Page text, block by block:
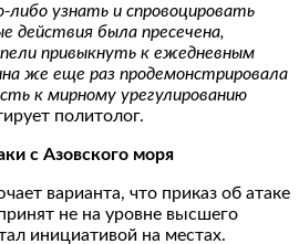
узнать и спровоцировать
была пресечена,
привыкнуть к ежедневным
же еще раз продемонстрировала
к мирному урегулированию
политолог.
с Азовского моря
варианта, что приказ об атаке
не на уровне высшего
инициативой на местах.